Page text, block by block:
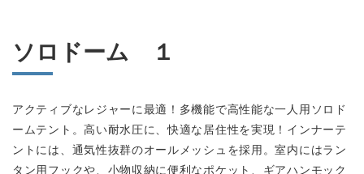
修理依頼・製品問い合わせ
tel.0256-33-0532
ソロドーム １
アクティブなレジャーに最適！多機能で高性能な一人用ソロド
ームテント。高い耐水圧に、快適な居住性を実現！インナーテ
ントには、通気性抜群のオールメッシュを採用。室内にはラン
タン用フックや、小物収納に便利なポケット、ギアハンモック